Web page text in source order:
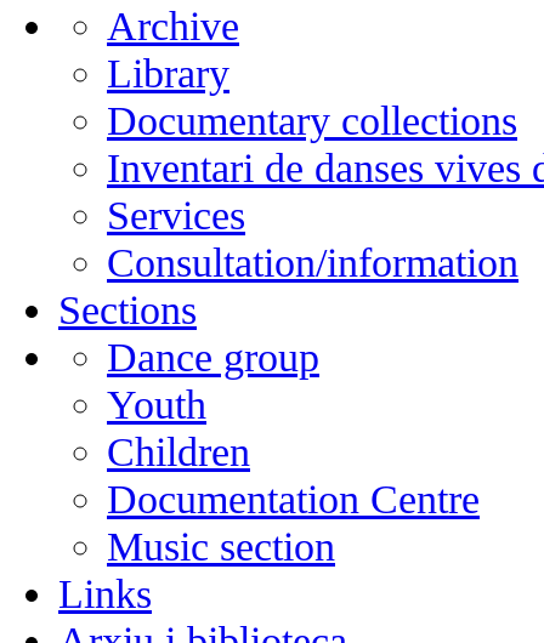
Archive
Library
Documentary collections
Inventari de danses vives
Services
Consultation/information
Sections
Dance group
Youth
Children
Documentation Centre
Music section
Links